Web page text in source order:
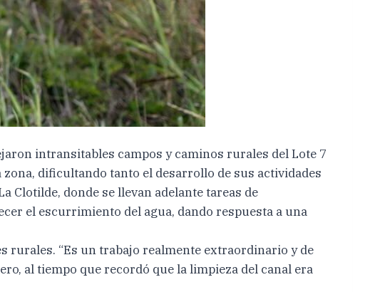
intransitables campos y caminos rurales del Lote 7
dificultando tanto el desarrollo de sus actividades
Clotilde, donde se llevan adelante tareas de
el escurrimiento del agua, dando respuesta a una
“Es un trabajo realmente extraordinario y de
al tiempo que recordó que la limpieza del canal era